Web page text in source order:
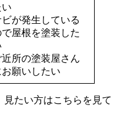
い
が発生している
屋根を塗装した
近所の塗装屋さん
お願いしたい
たい方はこちらを見て